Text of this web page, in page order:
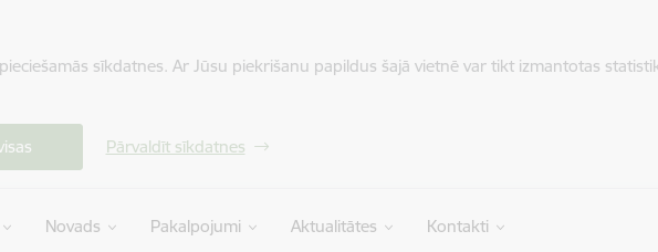
sīkdatnes. Ar Jūsu piekrišanu papildus šajā vietnē var tikt izmantotas
Pārvaldīt sīkdatnes
Novads Pakalpojumi Aktualitātes Kontakti